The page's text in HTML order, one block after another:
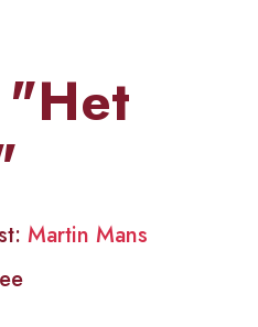
"Het
Martin Mans